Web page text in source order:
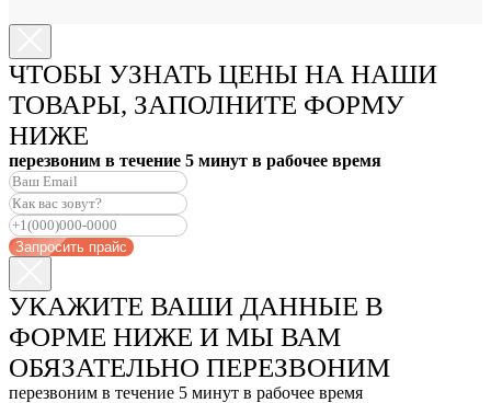
ЧТОБЫ УЗНАТЬ ЦЕНЫ НА НАШИ
ТОВАРЫ, ЗАПОЛНИТЕ ФОРМУ
НИЖЕ
перезвоним в течение 5 минут в рабочее время
Запросить прайс
УКАЖИТЕ ВАШИ ДАННЫЕ В
ФОРМЕ НИЖЕ И МЫ ВАМ
ОБЯЗАТЕЛЬНО ПЕРЕЗВОНИМ
перезвоним в течение 5 минут в рабочее время